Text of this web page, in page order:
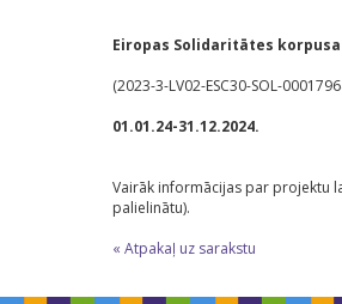
Eiropas Solidaritātes
(2023-3-LV02-ESC30-SOL-
01.01.24-31.12.2024.
Vairāk informācijas par projektu
palielinātu).
« Atpakaļ uz sarakstu